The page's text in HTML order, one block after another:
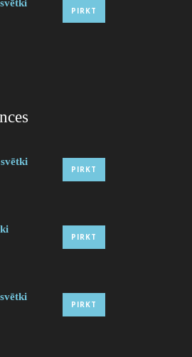
PIRKT
PIRKT
PIRKT
PIRKT